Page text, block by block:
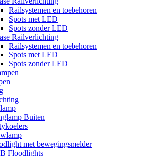
Railsystemen en toebehoren
Spots met LED
Spots zonder LED
Railverlichting
Railsystemen en toebehoren
Spots met LED
Spots zonder LED
Buiten
met bewegingsmelder
Floodlights